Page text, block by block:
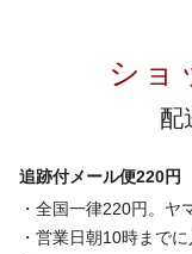
ショ
配
追跡付メール便220円
・全国一律220円。ヤ
・営業日朝10時まで